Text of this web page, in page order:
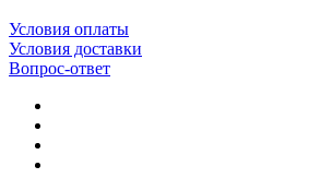
Условия оплаты
Условия доставки
Вопрос-ответ